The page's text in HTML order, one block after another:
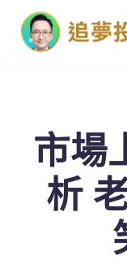
市場
析